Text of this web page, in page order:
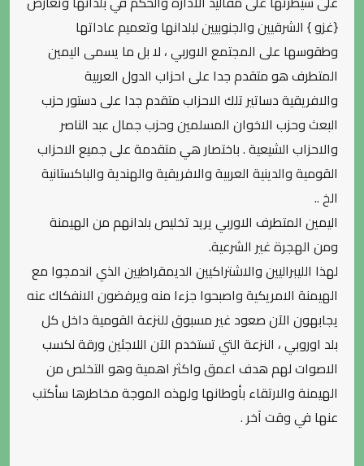
{غزو } الشرقيين والجنوبيين لبلدانها وتعميم عاداتها
وطقوسها على المجتمع الاوربي ، لا بل ما يسمى اليمين
المتطرف هو متقدم جدا على احزاب الدول العربية
والافريقية دساتير تلك الاحزاب متقدم جدا على دستور حزب
البعث وحزب الاخوان المسلمين وحزب جمال عبد الناصر
والاحزاب الشيعية . باختصار هي متقدمة على جميع الاحزاب
القومية والدينية العربية والافريقية والهندية والباكستانية
الخ ..
اليمين المتطرف الاوربي يريد تخليص بلدانهم من الهيمنة
ومن الهجرة غير الشرعية.
لهذا الليبراليين والاشتراكيين الديمقراطيين الذي اندمجوا مع
الهيمنة الامريكية واصبحوا جزءا منه ويرفضون الانفكاك عنه
يجابهون الآن صعود غير مسبوق للنزعة القومية داخل كل
بلد اوروبي ، النزعة التي تستخدم الآن اللاجئين ورقة لكسب
الاصوات لهم هدف اعمق واكثر اهمية وهو التخلص من
الهيمنة والارتقاء بأوطانها ولهذه الموجة مخاطرها سأكتب
عنها في وقت آخر .